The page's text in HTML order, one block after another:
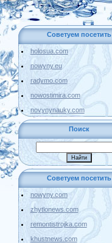
Советуем посетить
holosua.com
nowyny.eu
radymo.com
nowostimira.com
novynynauky.com
Поиск
Советуем посетить
nowyny.com
zhytlonews.com
remontistrojka.com
khustnews.com